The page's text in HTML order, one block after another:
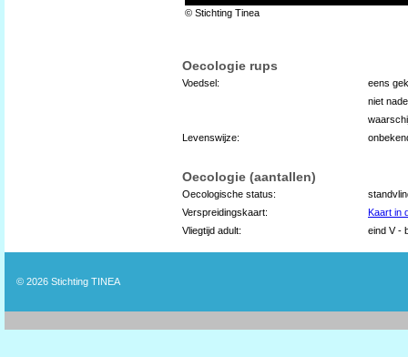
© Stichting Tinea
Oecologie rups
Voedsel:
eens
niet
Levenswijze:
Oecologie (aantallen)
Oecologische status:
Verspreidingskaart:
Kaart in
Vliegtijd adult:
eind V -
© 2026 Stichting TINEA